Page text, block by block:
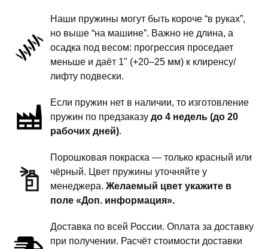
пружины
передней
подвески
дюйм
комфорт
Наши пружины могут быть короче “в руках”,
но выше “на машине”. Важно не длина, а
осадка под весом: прогрессия проседает
меньше и даёт 1" (+20–25 мм) к клиренсу/
лифту подвески.
Если пружин нет в наличии, то изготовление
пружин по предзаказу до 4 недель (до 20
рабочих дней).
Порошковая покраска — только красный или
чёрный. Цвет пружины уточняйте у
менеджера. Желаемый цвет укажите в
поле «Доп. информация».
Доставка по всей России. Оплата за доставку
при получении. Расчёт стоимости доставки